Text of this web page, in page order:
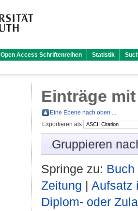
Open Access Schriftenreihen Statistik
Einträge
Eine Ebene nach oben ...
Exportieren als
Gruppieren
Springe zu:
Zeitung | Aufsatz
Diplom- oder